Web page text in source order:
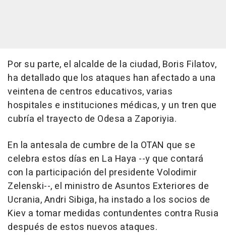
Por su parte, el alcalde de la ciudad, Boris Filatov,
ha detallado que los ataques han afectado a una
veintena de centros educativos, varias
hospitales e instituciones médicas, y un tren que
cubría el trayecto de Odesa a Zaporiyia.
En la antesala de cumbre de la OTAN que se
celebra estos días en La Haya --y que contará
con la participación del presidente Volodimir
Zelenski--, el ministro de Asuntos Exteriores de
Ucrania, Andri Sibiga, ha instado a los socios de
Kiev a tomar medidas contundentes contra Rusia
después de estos nuevos ataques.